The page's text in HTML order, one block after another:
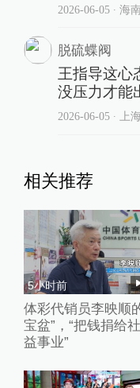
2026-06-05∙ 海
脱硫蝶阀
王指导这心
没压力才能
2026-06-05∙ 上
相关推荐
5小时前
体彩代销员李映顺
宝盆”，“把钱捐给
益事业”